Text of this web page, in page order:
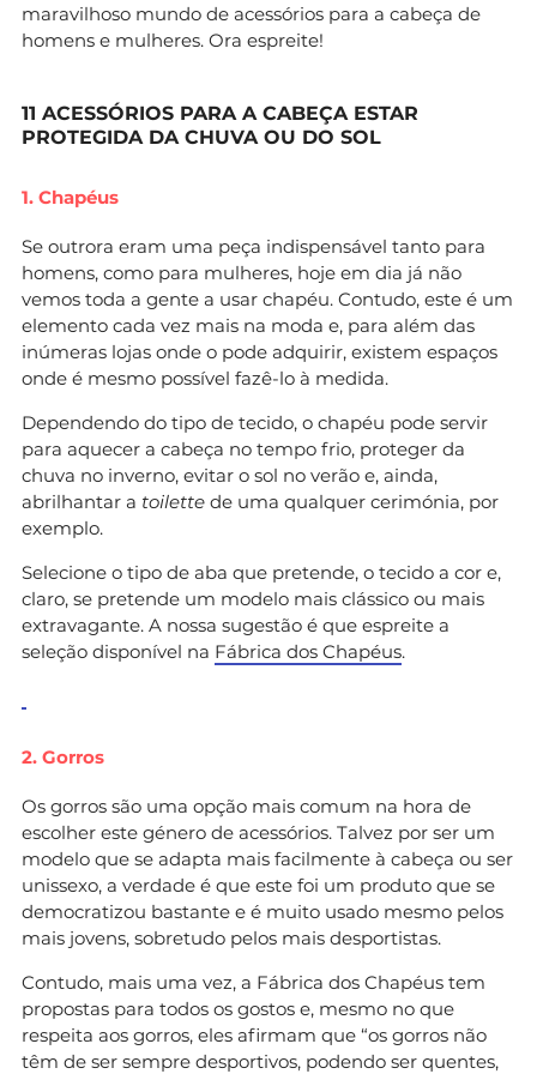
maravilhoso mundo de acessórios para a cabeça de
homens e mulheres. Ora espreite!
11 ACESSÓRIOS PARA A CABEÇA ESTAR
PROTEGIDA DA CHUVA OU DO SOL
1. Chapéus
Se outrora eram uma peça indispensável tanto para
homens, como para mulheres, hoje em dia já não
vemos toda a gente a usar chapéu. Contudo, este é um
elemento cada vez mais na moda e, para além das
inúmeras lojas onde o pode adquirir, existem espaços
onde é mesmo possível fazê-lo à medida.
Dependendo do tipo de tecido, o chapéu pode servir
para aquecer a cabeça no tempo frio, proteger da
chuva no inverno, evitar o sol no verão e, ainda,
abrilhantar a toilette de uma qualquer cerimónia, por
exemplo.
Selecione o tipo de aba que pretende, o tecido a cor e,
claro, se pretende um modelo mais clássico ou mais
extravagante. A nossa sugestão é que espreite a
seleção disponível na Fábrica dos Chapéus.
2. Gorros
Os gorros são uma opção mais comum na hora de
escolher este género de acessórios. Talvez por ser um
modelo que se adapta mais facilmente à cabeça ou ser
unissexo, a verdade é que este foi um produto que se
democratizou bastante e é muito usado mesmo pelos
mais jovens, sobretudo pelos mais desportistas.
Contudo, mais uma vez, a Fábrica dos Chapéus tem
propostas para todos os gostos e, mesmo no que
respeita aos gorros, eles afirmam que “os gorros não
têm de ser sempre desportivos, podendo ser quentes,